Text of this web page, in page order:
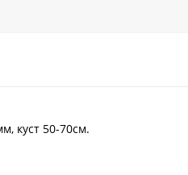
куст 50-70см.